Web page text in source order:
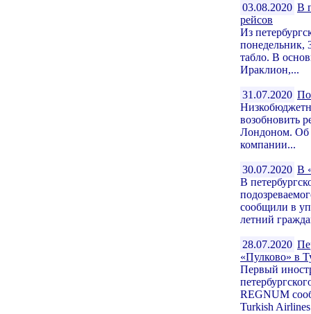
03.08.2020 В
рейсов
Из
понедельник,
табло. В
Ираклион,...
31.07.2020
возобновить
Лондоном. Об
компании...
30.07.2020 В
В
сообщили в
летний
28.07.2020
«Пулково» в
Первый
REGNUM
Turkish